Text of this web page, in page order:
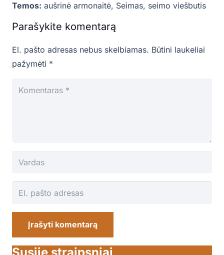
Temos: aušrinė armonaitė, Seimas, seimo viešbutis
Parašykite komentarą
El. pašto adresas nebus skelbiamas. Būtini laukeliai
pažymėti *
Įrašyti komentarą